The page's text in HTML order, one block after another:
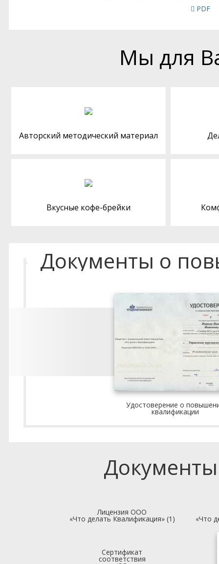
PDF
Мы для
Авторский методический материал
Вкусные кофе-брейки
Документы о
Удостоверение о
квалификации
Лицензия ООО
«Что делать Квалификация» (1) «Что
Сертификат
соответствия